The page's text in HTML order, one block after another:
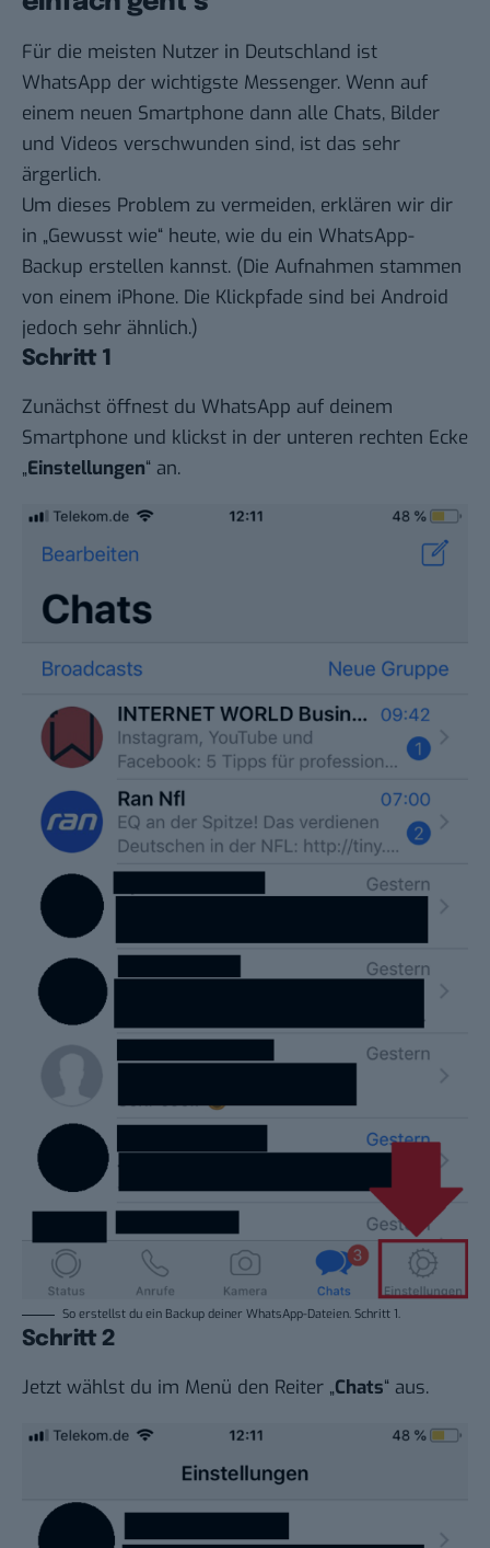
Für die meisten Nutzer in Deutschland ist
WhatsApp der wichtigste Messenger. Wenn auf
einem neuen Smartphone dann alle Chats, Bilder
und Videos verschwunden sind, ist das sehr
ärgerlich.
Um dieses Problem zu vermeiden, erklären wir dir
in „Gewusst wie“ heute, wie du ein WhatsApp-
Backup erstellen kannst. (Die Aufnahmen stammen
von einem iPhone. Die Klickpfade sind bei Android
jedoch sehr ähnlich.)
Schritt 1
Zunächst öffnest du WhatsApp auf deinem
Smartphone und klickst in der unteren rechten Ecke
„Einstellungen“ an.
So erstellst du ein Backup deiner WhatsApp-Dateien. Schritt 1.
Schritt 2
Jetzt wählst du im Menü den Reiter „Chats“ aus.